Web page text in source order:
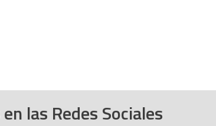
las Redes Sociales